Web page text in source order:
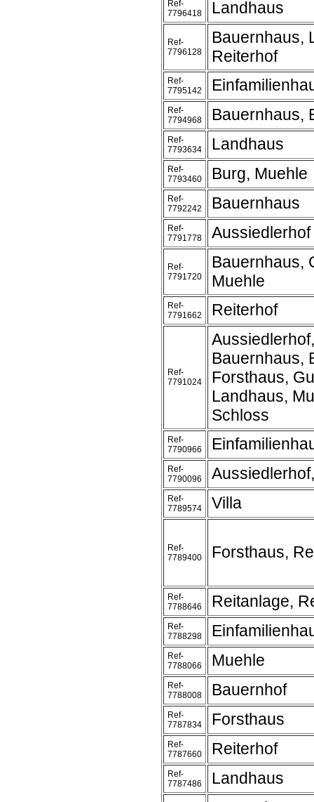
Ref-
7796418
Landhaus
Ref-
7796128
Bauernhaus,
Reiterhof
Ref-
7795142
Ref-
7794968
Bauernhaus,
Ref-
7793634
Landhaus
Ref-
7793460
Burg, Muehle
Ref-
7792242
Bauernhaus
Ref-
7791778
Aussiedlerhof
Ref-
7791720
Bauernhaus,
Muehle
Ref-
7791662
Reiterhof
Ref-
7791024
Aussiedlerhof,
Bauernhaus,
Forsthaus,
Landhaus,
Schloss
Ref-
7790966
Ref-
7790096
Ref-
7789574
Villa
Ref-
7789400
Forsthaus,
Ref-
7788646
Reitanlage,
Ref-
7788298
Ref-
7788066
Muehle
Ref-
7788008
Bauernhof
Ref-
7787834
Forsthaus
Ref-
7787660
Reiterhof
Ref-
7787486
Landhaus